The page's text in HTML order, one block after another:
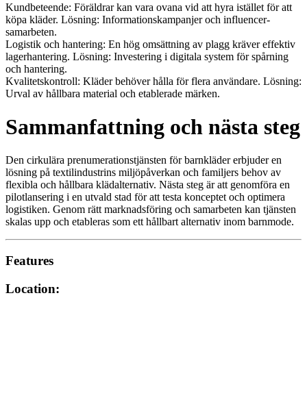
Kundbeteende: Föräldrar kan vara ovana vid att hyra istället för att
köpa kläder. Lösning: Informationskampanjer och influencer-
samarbeten.
Logistik och hantering: En hög omsättning av plagg kräver effektiv
lagerhantering. Lösning: Investering i digitala system för spårning
och hantering.
Kvalitetskontroll: Kläder behöver hålla för flera användare. Lösning:
Urval av hållbara material och etablerade märken.
Sammanfattning och nästa steg
Den cirkulära prenumerationstjänsten för barnkläder erbjuder en
lösning på textilindustrins miljöpåverkan och familjers behov av
flexibla och hållbara klädalternativ. Nästa steg är att genomföra en
pilotlansering i en utvald stad för att testa konceptet och optimera
logistiken. Genom rätt marknadsföring och samarbeten kan tjänsten
skalas upp och etableras som ett hållbart alternativ inom barnmode.
Features
Location: